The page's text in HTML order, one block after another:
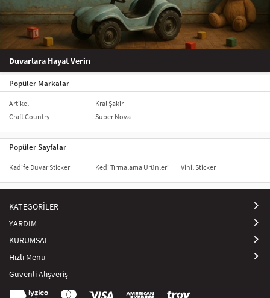
Duvarlara Hayat Verin
Popüler Markalar
Artikel
Craft Country
Kral Şakir
Super Nova
Popüler Sayfalar
Kadife Duvar Sticker Kedi Tırmalama Ürünleri Vinil Sticker
KATEGORİLER
YARDIM
KURUMSAL
Hızlı Menü
Güvenli Alışveriş